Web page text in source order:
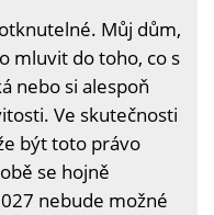
Můj dům,
mluvit do toho, co s
nebo si alespoň
Ve skutečnosti
být toto právo
se hojně
nebude možné